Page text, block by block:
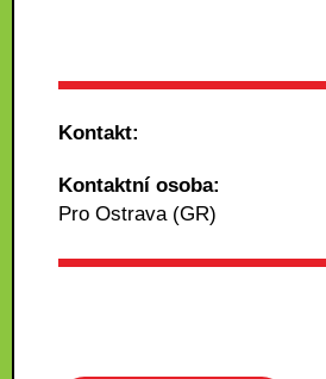
Kontakt:
Kontaktní osoba:
Pro Ostrava (GR)